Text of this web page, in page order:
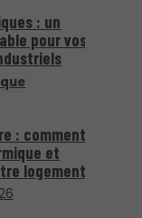
: un
pour vos
: comment
et
logement